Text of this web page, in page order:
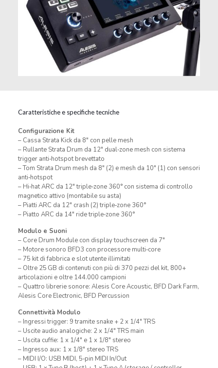
Caratteristiche e specifiche tecniche
Configurazione Kit
– Cassa Strata Kick da 8″ con pelle mesh
– Rullante Strata Drum da 12″ dual‑zone mesh con sistema
trigger anti‑hotspot brevettato
– Tom Strata Drum mesh da 8″ (2) e mesh da 10″ (1) con sensori
anti‑hotspot
– Hi‑hat ARC da 12″ triple‑zone 360° con sistema di controllo
magnetico attivo (montabile su asta)
– Piatti ARC da 12″ crash (2) triple‑zone 360°
– Piatto ARC da 14″ ride triple‑zone 360°
Modulo e Suoni
– Core Drum Module con display touchscreen da 7″
– Motore sonoro BFD3 con processore multi‑core
– 75 kit di fabbrica e slot utente illimitati
– Oltre 25 GB di contenuti con più di 370 pezzi del kit, 800+
articolazioni e oltre 144.000 campioni
– Quattro librerie sonore: Alesis Core Acoustic, BFD Dark Farm,
Alesis Core Electronic, BFD Percussion
Connettività Modulo
– Ingressi trigger: 9 tramite snake + 2 x 1/4″ TRS
– Uscite audio analogiche: 2 x 1/4″ TRS main
– Uscita cuffie: 1 x 1/4″ e 1 x 1/8″ stereo
– Ingresso aux: 1 x 1/8″ stereo TRS
– MIDI I/O: USB MIDI, 5‑pin MIDI In/Out